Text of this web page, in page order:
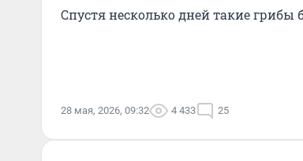
Спустя несколько дней такие грибы
28 мая, 2026, 09:32 4 433 25